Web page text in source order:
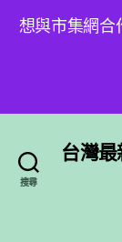
想與市集網合
搜尋
台灣